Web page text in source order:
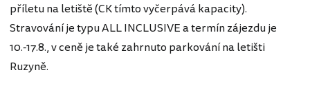
příletu na letiště (CK tímto vyčerpává kapacity).
Stravování je typu ALL INCLUSIVE a termín zájezdu je
10.-17.8., v ceně je také zahrnuto parkování na letišti
Ruzyně.